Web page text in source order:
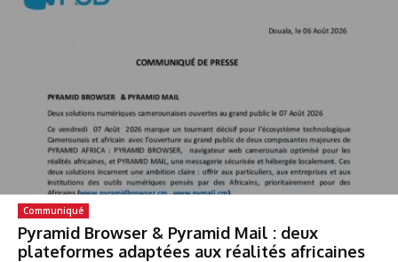
Communiqué
Pyramid Browser & Pyramid Mail : deux
plateformes adaptées aux réalités africaines